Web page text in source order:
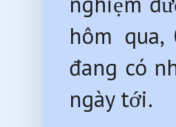
hôm
đang có
ngày tới.